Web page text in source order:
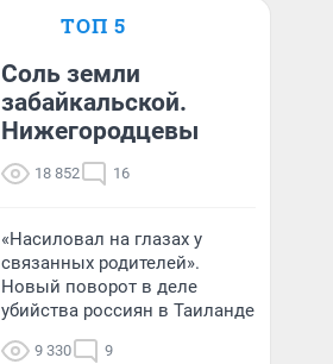
ТОП 5
Соль земли
забайкальской.
Нижегородцевы
18 852 16
«Насиловал на глазах у
связанных родителей».
Новый поворот в деле
убийства россиян в Таиланде
9 330 9